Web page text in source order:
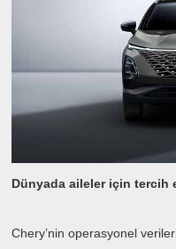
Dünyada aileler için tercih
Chery’nin operasyonel